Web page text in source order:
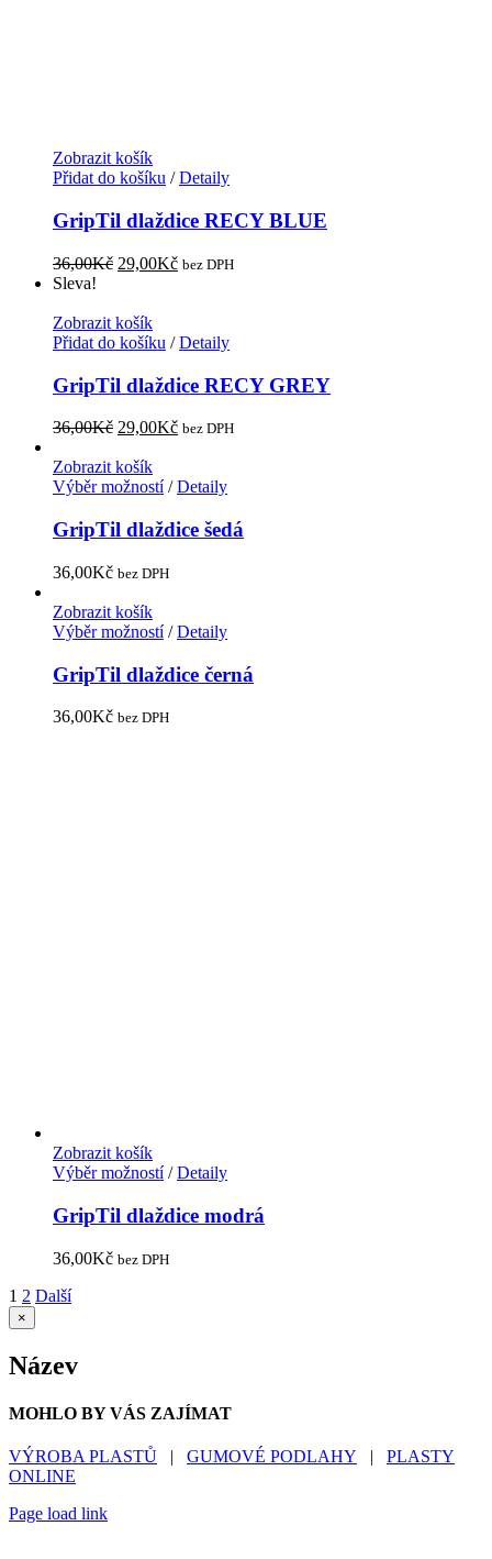
Zobrazit košík
Přidat do košíku / Detaily
GripTil dlaždice RECY BLUE
36,00Kč 29,00Kč bez DPH
Sleva!
Zobrazit košík
Přidat do košíku / Detaily
GripTil dlaždice RECY GREY
36,00Kč 29,00Kč bez DPH
Zobrazit košík
Výběr možností/ Detaily
GripTil dlaždice šedá
36,00Kč bez DPH
Zobrazit košík
Výběr možností/ Detaily
GripTil dlaždice černá
36,00Kč bez DPH
Zobrazit košík
Výběr možností/ Detaily
GripTil dlaždice modrá
36,00Kč bez DPH
1 2 Další
Zavřít
Rychlé
produktu
×
Název
MOHLO BY VÁS ZAJÍMAT
VÝROBA PLASTŮ | GUMOVÉ PODLAHY | PLASTY
ONLINE
Page load link